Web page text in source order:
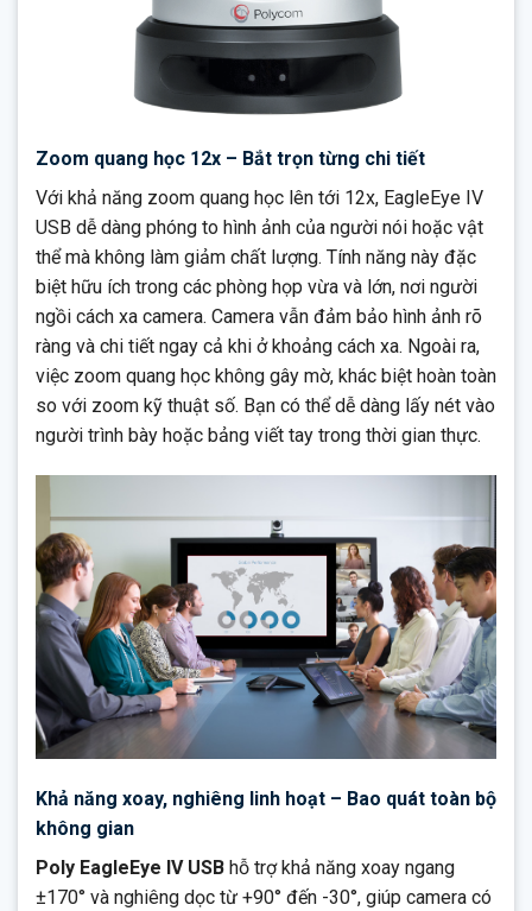
Zoom quang học 12x – Bắt trọn từng chi tiết
Với khả năng zoom quang học lên tới 12x, EagleEye IV
USB dễ dàng phóng to hình ảnh của người nói hoặc vật
thể mà không làm giảm chất lượng. Tính năng này đặc
biệt hữu ích trong các phòng họp vừa và lớn, nơi người
ngồi cách xa camera. Camera vẫn đảm bảo hình ảnh rõ
ràng và chi tiết ngay cả khi ở khoảng cách xa. Ngoài ra,
việc zoom quang học không gây mờ, khác biệt hoàn toàn
so với zoom kỹ thuật số. Bạn có thể dễ dàng lấy nét vào
người trình bày hoặc bảng viết tay trong thời gian thực.
Khả năng xoay, nghiêng linh hoạt – Bao quát toàn bộ
không gian
Poly EagleEye IV USB hỗ trợ khả năng xoay ngang
±170° và nghiêng dọc từ +90° đến -30°, giúp camera có